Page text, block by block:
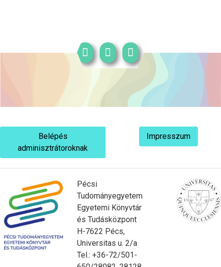
Belépés
adminisztrátoroknak
Impresszum
Pécsi
Tudományegyetem
Egyetemi Könyvtár
és Tudásközpont
H-7622 Pécs,
Universitas u. 2/a
Tel.: +36-72/501-